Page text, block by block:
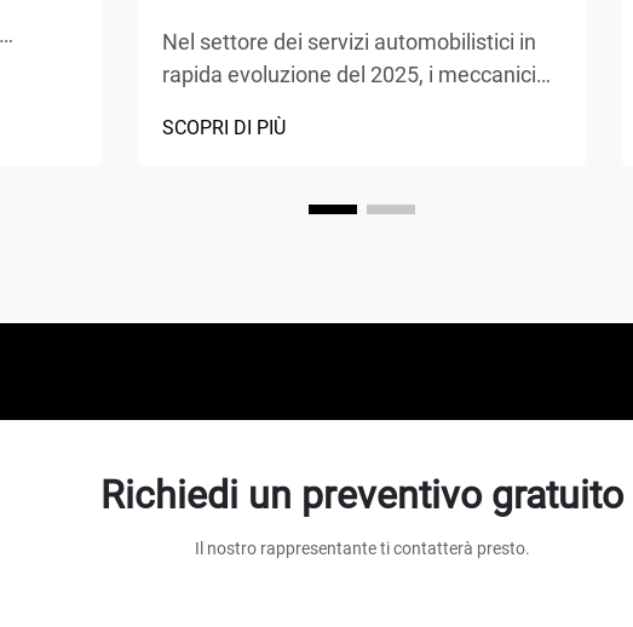
Nel settore dei servizi automobilistici in
rapida evoluzione del 2025, i meccanici
avanzate che massimizzano l'efficienza
sollevatore a 4 colonne si è affermato
SCOPRI DI PIÙ
Richiedi un preventivo gratuito
Il nostro rappresentante ti contatterà presto.